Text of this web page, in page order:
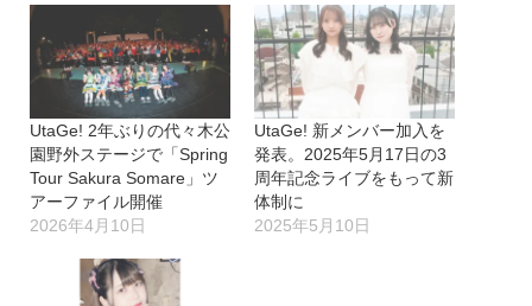
中…
UtaGe! 2年ぶりの代々木公
園野外ステージで「Spring
Tour Sakura Somare」ツ
アーファイル開催
2026年4月10日
UtaGe! 新メンバー加入を
発表。2025年5月17日の3
周年記念ライブをもって新
体制に
2025年5月10日